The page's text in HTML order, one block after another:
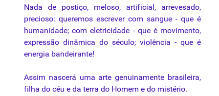
Nada de postiço, meloso, artificial, arrevesado,
precioso: queremos escrever com sangue - que é
humanidade; com eletricidade - que é movimento,
expressão dinâmica do século; violência - que é
energia bandeirante!
Assim nascerá uma arte genuinamente brasileira,
filha do céu e da terra do Homem e do mistério.